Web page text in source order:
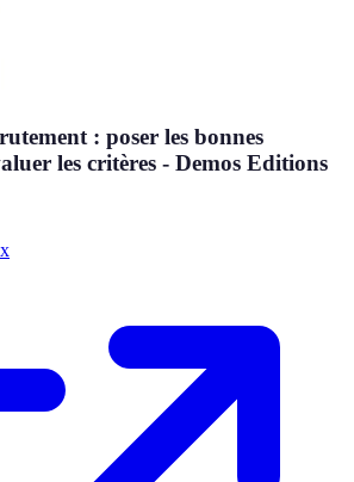
: poser les bonnes
les critères - Demos Editions